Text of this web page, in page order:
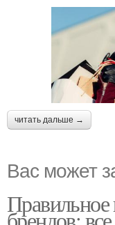
читать дальше →
Вас может